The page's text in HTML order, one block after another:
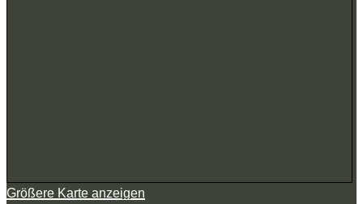
Größere Karte anzeigen